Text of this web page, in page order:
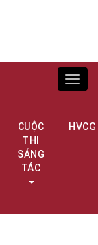
CUỘC
THI
SÁNG
TÁC
HVCG